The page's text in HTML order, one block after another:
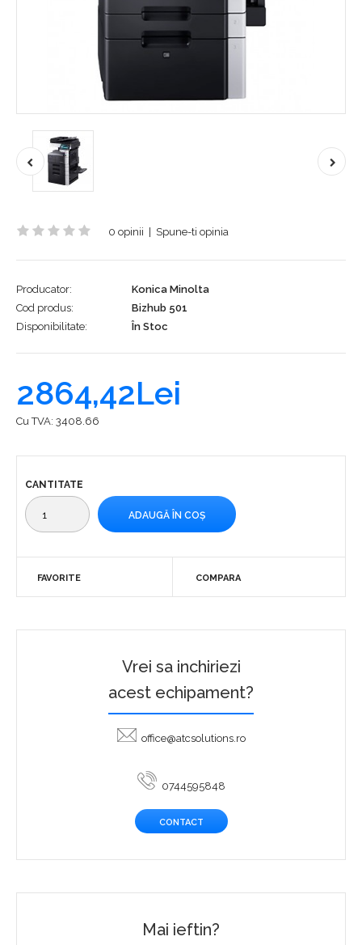
0 opinii Spune-ti opinia
Producator:
Konica Minolta
Cod produs:
Bizhub 501
Disponibilitate:
În Stoc
2864,42Lei
Cu TVA: 3408.66
CANTITATE
FAVORITE COMPARA
Vrei sa inchiriezi
acest echipament?
office@atcsolutions.ro
0744595848
CONTACT
Mai ieftin?